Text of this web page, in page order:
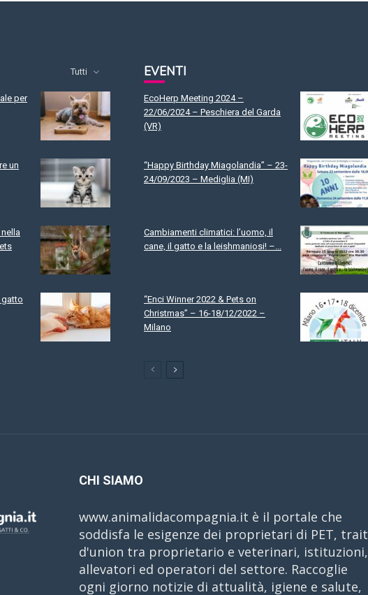
Tutti
per
un
gatto
EVENTI
EcoHerp Meeting 2024 –
22/06/2024 – Peschiera del Garda
(VR)
“Happy Birthday Miagolandia” – 23-
24/09/2023 – Mediglia (MI)
Cambiamenti climatici: l’uomo, il
cane, il gatto e la leishmaniosi! –...
“Enci Winner 2022 & Pets on
Christmas” – 16-18/12/2022 –
Milano
CHI SIAMO
www.animalidacompagnia.it è il portale che
soddisfa le esigenze dei proprietari di PET, trait
d'union tra proprietario e veterinari, istituzioni,
allevatori ed operatori del settore. Raccoglie
ogni giorno notizie di attualità, igiene e salute,